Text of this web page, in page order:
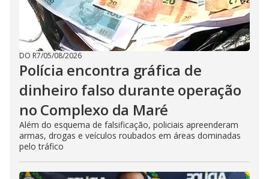
DO R7/05/08/2026
Polícia encontra gráfica de
dinheiro falso durante operação
no Complexo da Maré
Além do esquema de falsificação, policiais apreenderam
armas, drogas e veículos roubados em áreas dominadas
pelo tráfico